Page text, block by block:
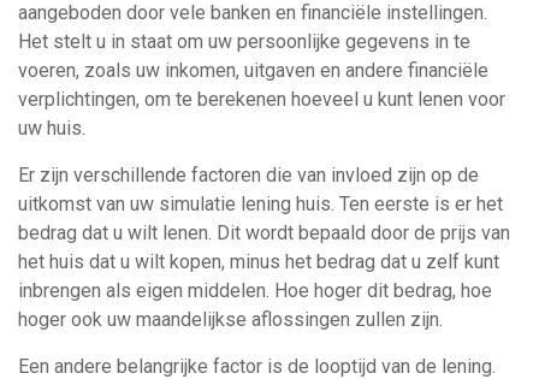
aangeboden door vele banken en financiële instellingen.
Het stelt u in staat om uw persoonlijke gegevens in te
voeren, zoals uw inkomen, uitgaven en andere financiële
verplichtingen, om te berekenen hoeveel u kunt lenen voor
uw huis.
Er zijn verschillende factoren die van invloed zijn op de
uitkomst van uw simulatie lening huis. Ten eerste is er het
bedrag dat u wilt lenen. Dit wordt bepaald door de prijs van
het huis dat u wilt kopen, minus het bedrag dat u zelf kunt
inbrengen als eigen middelen. Hoe hoger dit bedrag, hoe
hoger ook uw maandelijkse aflossingen zullen zijn.
Een andere belangrijke factor is de looptijd van de lening.